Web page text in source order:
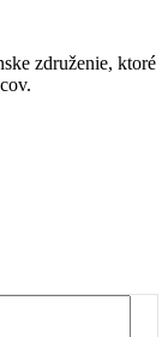
združenie, ktoré